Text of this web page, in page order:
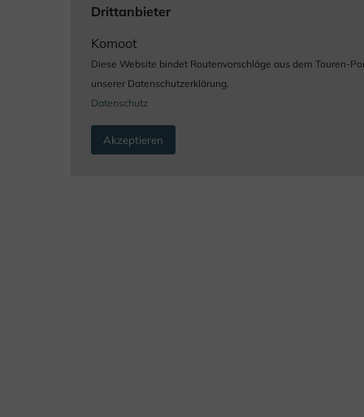
Drittanbieter
Komoot
Diese Website bindet Routenvorschläge aus dem Touren-
unserer Datenschutzerklärung.
Datenschutz
Akzeptieren